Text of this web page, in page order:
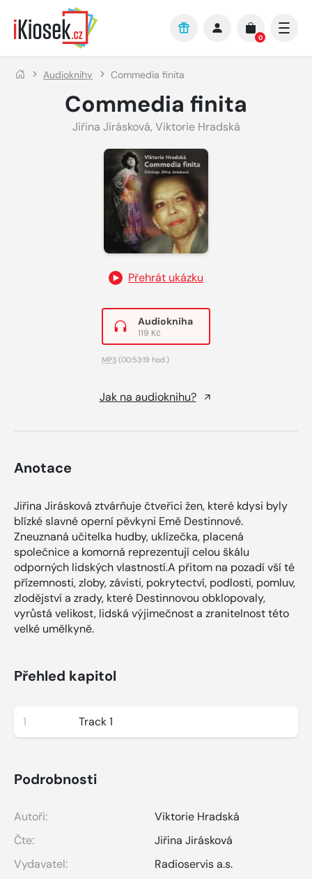
Přejít na hlavní obsah
0
Audioknihy Commedia finita
Commedia finita
Jiřina Jirásková, Viktorie Hradská
Přehrát ukázku
Audiokniha
119 Kč
MP3 (00:53:19 hod.)
Jak na audioknihu?
Anotace
Jiřina Jirásková ztvárňuje čtveřici žen, které kdysi byly
blízké slavné operní pěvkyni Emě Destinnové.
Zneuznaná učitelka hudby, uklízečka, placená
společnice a komorná reprezentují celou škálu
odporných lidských vlastností.A přitom na pozadí vší té
přízemnosti, zloby, závisti, pokrytectví, podlosti, pomluv,
zlodějství a zrady, které Destinnovou obklopovaly,
vyrůstá velikost, lidská výjimečnost a zranitelnost této
velké umělkyně.
Přehled kapitol
1 Track 1
Podrobnosti
Autoři:
Viktorie Hradská
Čte:
Jiřina Jirásková
Vydavatel:
Radioservis a.s.